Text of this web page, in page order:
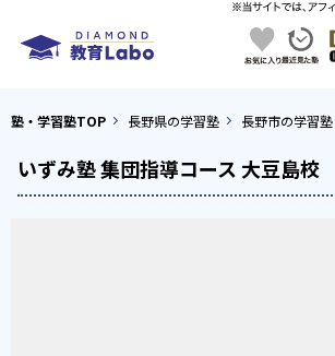
塾・学習塾TOP 長野県の学習塾 長野市の学習塾
いずみ塾 集団指導コース 大豆島校